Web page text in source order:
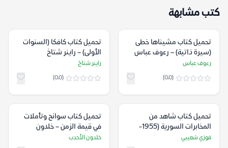
كتب مشابهة
تحميل كتاب مشيناها خطى
(سيرة ذاتية) – رءوف عباس
رءوف عباس
(0.0)
تحميل كتاب كافكا (السنوات
الأولى) – راينر شتاخ
راينر شتاخ
(0.0)
تحميل كتاب شاهد من
المخابرات السورية (1955-
1968) – فوزي شعيبي
فوزي شعيبي
تحميل كتاب سوانح وتأملات
في قيمة الزمن – خلدون
الأحدب
خلدون الأحدب